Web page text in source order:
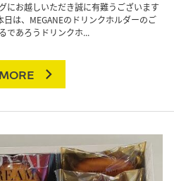
お越しいただき誠に有難うございます
は、MEGANEのドリンクホルダーのご
であろうドリンクホ...
MORE